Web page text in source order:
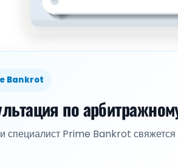
Bankrot
по
специалист Prime Bankrot